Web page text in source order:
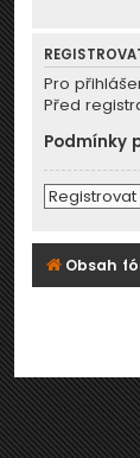
Pro
Před
Podmínky
Registrovat
Obsah